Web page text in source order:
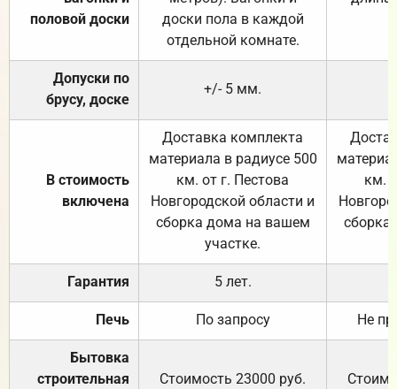
половой доски
доски пола в каждой
отдельной комнате.
Допуски по
брусу, доске
+/- 5 мм.
В стоимость
включена
Доставка комплекта
материала в радиусе 500
км. от г. Пестова
Новгородской области и
сборка дома на вашем
участке.
км.
Гарантия 5 лет.
Печь По запросу Не
Бытовка
строительная
Стоимость 23000 руб.